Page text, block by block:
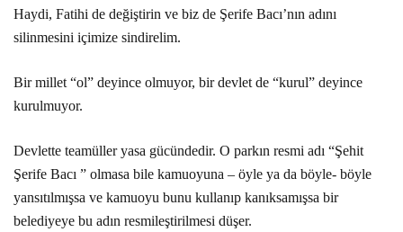
Haydi, Fatihi de değiştirin ve biz de Şerife Bacı’nın adını
silinmesini içimize sindirelim.
Bir millet “ol” deyince olmuyor, bir devlet de “kurul” deyince
kurulmuyor.
Devlette teamüller yasa gücündedir. O parkın resmi adı “Şehit
Şerife Bacı ” olmasa bile kamuoyuna – öyle ya da böyle- böyle
yansıtılmışsa ve kamuoyu bunu kullanıp kanıksamışsa bir
belediyeye bu adın resmileştirilmesi düşer.